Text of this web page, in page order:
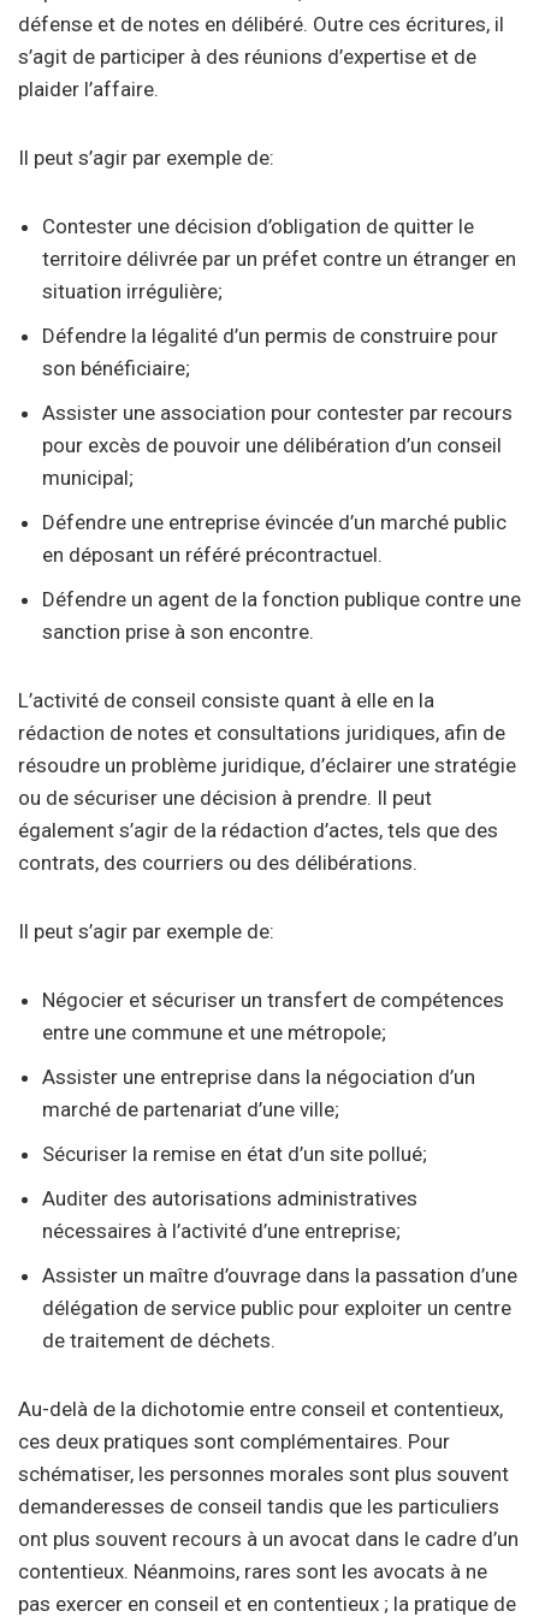
défense et de notes en délibéré. Outre ces écritures, il
s’agit de participer à des réunions d’expertise et de
plaider l’affaire.
Il peut s’agir par exemple de:
Contester une décision d’obligation de quitter le
territoire délivrée par un préfet contre un étranger en
situation irrégulière;
Défendre la légalité d’un permis de construire pour
son bénéficiaire;
Assister une association pour contester par recours
pour excès de pouvoir une délibération d’un conseil
municipal;
Défendre une entreprise évincée d’un marché public
en déposant un référé précontractuel.
Défendre un agent de la fonction publique contre une
sanction prise à son encontre.
L’activité de conseil consiste quant à elle en la
rédaction de notes et consultations juridiques, afin de
résoudre un problème juridique, d’éclairer une stratégie
ou de sécuriser une décision à prendre. Il peut
également s’agir de la rédaction d’actes, tels que des
contrats, des courriers ou des délibérations.
Il peut s’agir par exemple de:
Négocier et sécuriser un transfert de compétences
entre une commune et une métropole;
Assister une entreprise dans la négociation d’un
marché de partenariat d’une ville;
Sécuriser la remise en état d’un site pollué;
Auditer des autorisations administratives
nécessaires à l’activité d’une entreprise;
Assister un maître d’ouvrage dans la passation d’une
délégation de service public pour exploiter un centre
de traitement de déchets.
Au-delà de la dichotomie entre conseil et contentieux,
ces deux pratiques sont complémentaires. Pour
schématiser, les personnes morales sont plus souvent
demanderesses de conseil tandis que les particuliers
ont plus souvent recours à un avocat dans le cadre d’un
contentieux. Néanmoins, rares sont les avocats à ne
pas exercer en conseil et en contentieux ; la pratique de